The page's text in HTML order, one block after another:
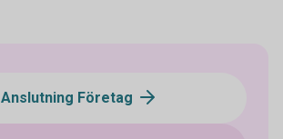
Anslutning Företag